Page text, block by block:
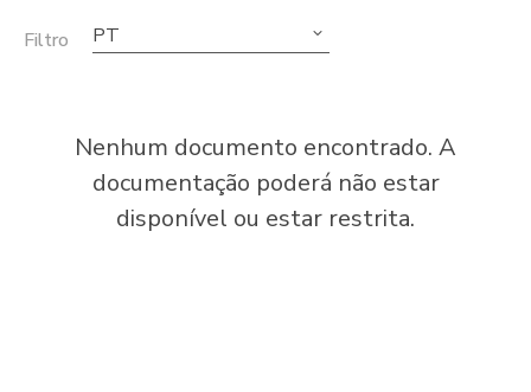
Filtro PT
Nenhum documento encontrado. A
documentação poderá não estar
disponível ou estar restrita.